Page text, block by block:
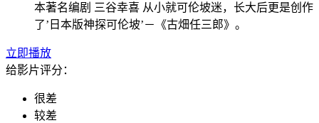
本著名编剧 三谷幸喜 从小就可伦坡迷，长大后更是创作
了’日本版神探可伦坡’－《古畑任三郎》。
立即播放
给影片评分：
很差
较差